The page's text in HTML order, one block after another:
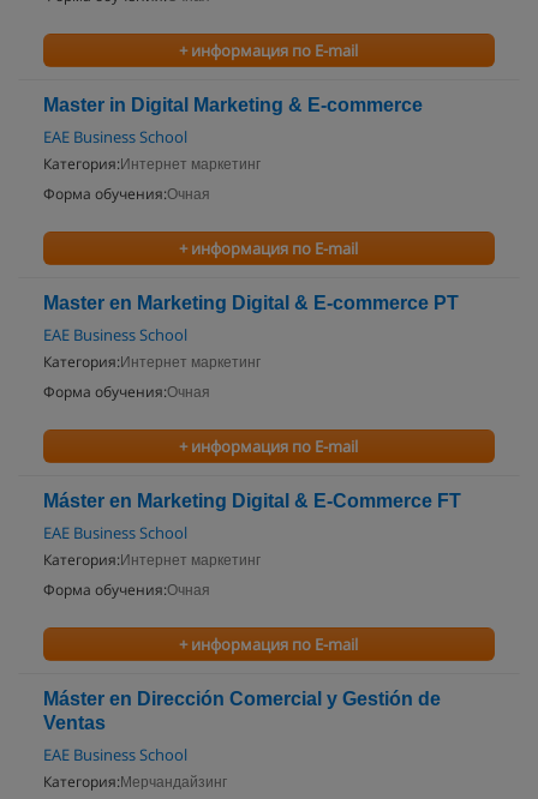
+ информация по E-mail
Master in Digital Marketing & E-commerce
EAE Business School
Категория: Интернет маркетинг
Форма обучения:Очная
+ информация по E-mail
Master en Marketing Digital & E-commerce PT
EAE Business School
Категория: Интернет маркетинг
Форма обучения:Очная
+ информация по E-mail
Máster en Marketing Digital & E-Commerce FT
EAE Business School
Категория: Интернет маркетинг
Форма обучения:Очная
+ информация по E-mail
Máster en Dirección Comercial y Gestión de
Ventas
EAE Business School
Категория: Мерчандайзинг